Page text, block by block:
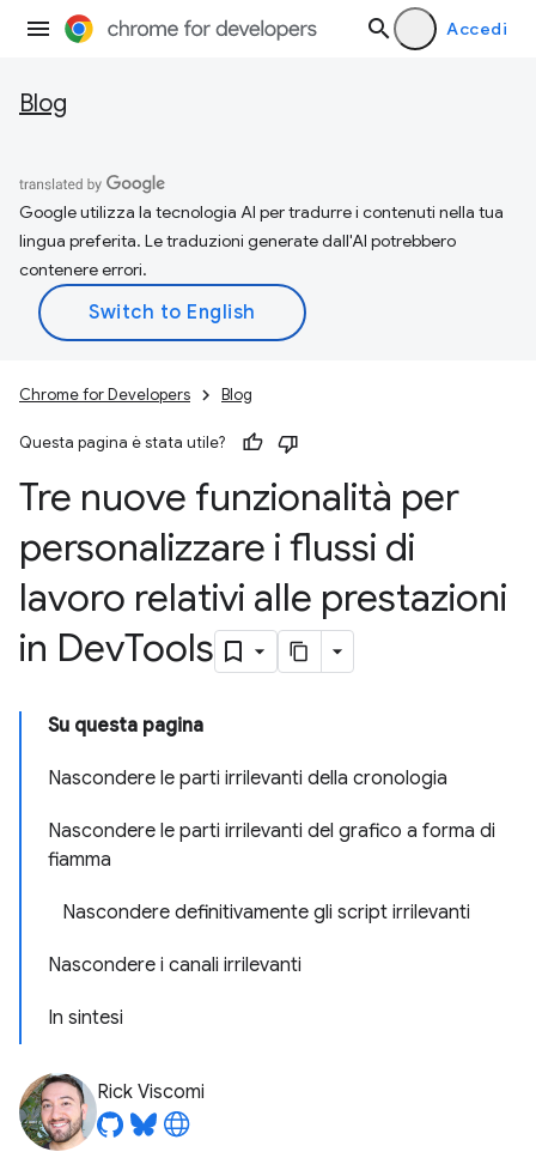
Accedi
Blog
Google utilizza la tecnologia AI per tradurre i contenuti nella tua
lingua preferita. Le traduzioni generate dall'AI potrebbero
contenere errori.
Chrome for Developers Blog
Questa pagina è stata utile?
Tre nuove funzionalità per
personalizzare i flussi di
lavoro relativi alle prestazioni
in DevTools
Su questa pagina
Nascondere le parti irrilevanti della cronologia
Nascondere le parti irrilevanti del grafico a forma di
fiamma
Nascondere definitivamente gli script irrilevanti
Nascondere i canali irrilevanti
In sintesi
Rick Viscomi